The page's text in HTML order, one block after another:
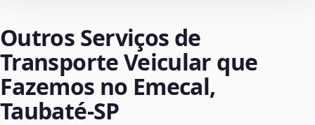
Outros Serviços de
Transporte Veicular que
Fazemos no Emecal,
Taubaté‑SP